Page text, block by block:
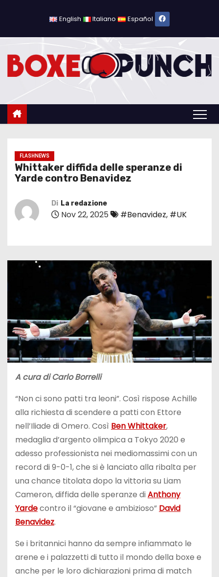
c
English Italiano Español
FLASHNEWS
Whittaker diffida delle speranze di
Yarde contro Benavidez
Di La redazione
Nov 22, 2025 #Benavidez, #UK
A cura di Carlo Borrelli
“Non ci sono patti tra leoni”. Così rispose Achille
alla richiesta di scendere a patti con Ettore
nell’Iliade di Omero. Così Ben Whittaker,
medaglia d’argento olimpica a Tokyo 2020 e
adesso professionista nei mediomassimi con un
record di 9-0-1, che si è lanciato alla ribalta per
una chance titolata dopo la vittoria su Liam
Cameron, diffida delle speranze diAnthony
Yardecontro il “giovane e ambizioso” David
Benavidez.
Se i britannici hanno da sempre infiammato le
arene e i palazzetti di tutto il mondo della boxe e
anche per le loro dichiarazioni prima di match